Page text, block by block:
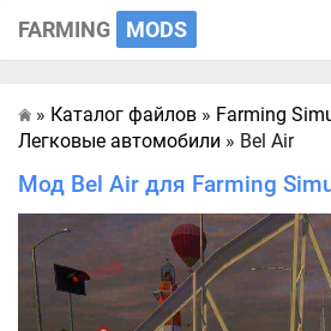
FARMING MODS
Главная
» Каталог файлов » Farming
Легковые автомобили » Bel Air
Мод Bel Air для Farming